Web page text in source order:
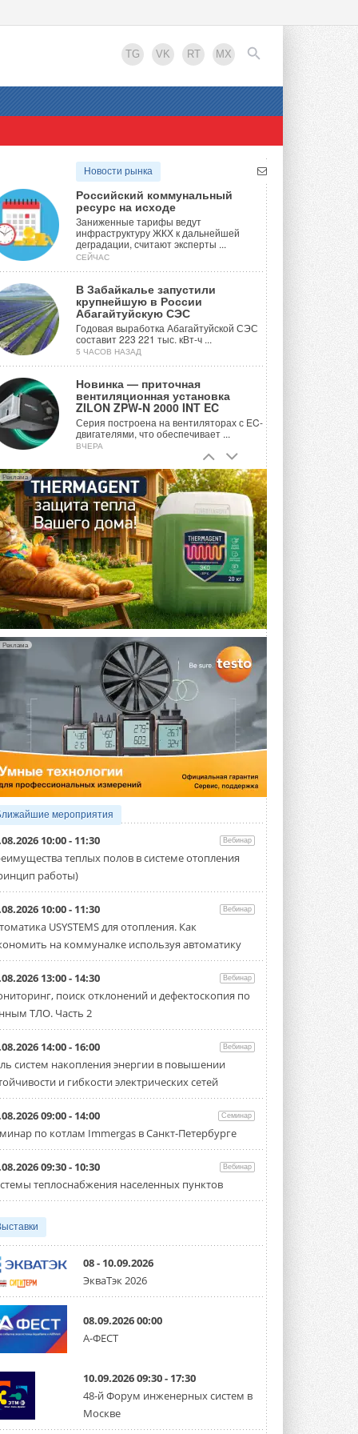
TG VK RT MX
EN
Новости рынка
Российский коммунальный
ресурс на исходе
Заниженные тарифы ведут
инфраструктуру ЖКХ к дальнейшей
деградации, считают эксперты ...
СЕЙЧАС
В Забайкалье запустили
крупнейшую в России
Абагайтуйскую СЭС
Годовая выработка Абагайтуйской СЭС
составит 223 221 тыс. кВт-ч ...
5 ЧАСОВ НАЗАД
Новинка — приточная
вентиляционная установка
ZILON ZPW-N 2000 INT EC
Серия построена на вентиляторах с EC-
двигателями, что обеспечивает ...
ВЧЕРА
Учёные ЮУрГУ создали
каскадную установку,
объединяющую солнечную и
геотермальную энергию
Природосберегающие технологии ...
ВЧЕРА
Для Арктики создали
технологию защиты
ветрогенераторов от аварий
Разработка учитывает влияние
мерзлоты, обледенения и снеговых ...
ВЧЕРА
Гибридный тепловой насос PV/T
с одним общим испарителем
Исследователи предложили
конструкцию двухисточникового ...
5 АВГУСТА 2026
21-й ежегодный форум
«ЦОД-2026»
Мероприятие пройдет 2-3 сентября в
отеле Radisson Slavyanskaya. Форум
посетит более двух тысяч участников ...
5 АВГУСТА 2026
Китайская Shenling представила
«воздух-вода» на R290
Серия ThermaX R290 All-In-One
включает три модели ...
Тепловые насосы в связке с
солнечной генерацией и
накопителем снижают
потребление на 60%
Исследователи из Италии установили ...
4 АВГУСТА 2026
«РУСКЛИМАТ Fest 2026» в Уфе
собрал свыше 700 профи
климатической отрасли
Организатором выступил торгово-
производственный холдинг ...
«Датарк» испытал модульный
ЦОД с плотностью 54 кВт на
стойку
Испытания прошли на собственной
производственной площадке и были ...
3 АВГУСТА 2026
систему DVM на R32
Линейка включает семь типоразмеров
производительностью от 22,4 до 56 кВт.
Суммарная длина трубопроводов ...
3 АВГУСТА 2026
«СиСофт Девелопмент» подвел
итоги конкурса студенческих
стартует уже в сентябре 2026 года ...
3 АВГУСТА 2026
«Русклимат» укрепляет
Реклама
Реклама
мероприятия
10:00 - 11:30 Вебинар
теплых полов в системе отопления
работы)
10:00 - 11:30 Вебинар
USYSTEMS для отопления. Как
на коммуналке используя автоматику
13:00 - 14:30 Вебинар
поиск отклонений и дефектоскопия по
ТЛО. Часть 2
14:00 - 16:00 Вебинар
систем накопления энергии в повышении
и гибкости электрических сетей
09:00 - 14:00 Семинар
по котлам Immergas в Санкт-Петербурге
09:30 - 10:30 Вебинар
теплоснабжения населенных пунктов
08 - 10.09.2026
ЭкваТэк 2026
08.09.2026 00:00
А-ФЕСТ
10.09.2026 09:30 - 17:30
48-й Форум инженерных систем в
Москве